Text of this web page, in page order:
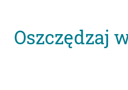
Oszczędzaj